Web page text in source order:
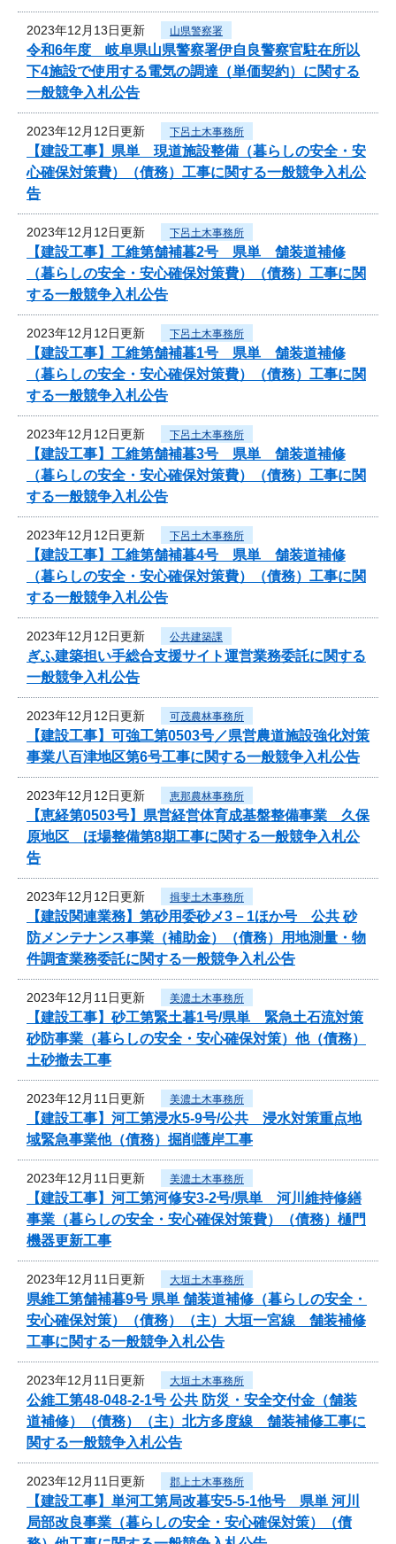
2023年12月13日更新 山県警察署
令和6年度 岐阜県山県警察署伊自良警察官駐在所以
下4施設で使用する電気の調達（単価契約）に関する
一般競争入札公告
2023年12月12日更新 下呂土木事務所
【建設工事】県単 現道施設整備（暮らしの安全・安
心確保対策費）（債務）工事に関する一般競争入札公
告
2023年12月12日更新 下呂土木事務所
【建設工事】工維第舗補暮2号 県単 舗装道補修
（暮らしの安全・安心確保対策費）（債務）工事に関
する一般競争入札公告
2023年12月12日更新 下呂土木事務所
【建設工事】工維第舗補暮1号 県単 舗装道補修
（暮らしの安全・安心確保対策費）（債務）工事に関
する一般競争入札公告
2023年12月12日更新 下呂土木事務所
【建設工事】工維第舗補暮3号 県単 舗装道補修
（暮らしの安全・安心確保対策費）（債務）工事に関
する一般競争入札公告
2023年12月12日更新 下呂土木事務所
【建設工事】工維第舗補暮4号 県単 舗装道補修
（暮らしの安全・安心確保対策費）（債務）工事に関
する一般競争入札公告
2023年12月12日更新 公共建築課
ぎふ建築担い手総合支援サイト運営業務委託に関する
一般競争入札公告
2023年12月12日更新 可茂農林事務所
【建設工事】可強工第0503号／県営農道施設強化対策
事業八百津地区第6号工事に関する一般競争入札公告
2023年12月12日更新 恵那農林事務所
【恵経第0503号】県営経営体育成基盤整備事業 久保
原地区 ほ場整備第8期工事に関する一般競争入札公
告
2023年12月12日更新 揖斐土木事務所
【建設関連業務】第砂用委砂メ3－1ほか号 公共 砂
防メンテナンス事業（補助金）（債務）用地測量・物
件調査業務委託に関する一般競争入札公告
2023年12月11日更新 美濃土木事務所
【建設工事】砂工第緊土暮1号/県単 緊急土石流対策
砂防事業（暮らしの安全・安心確保対策）他（債務）
土砂撤去工事
2023年12月11日更新 美濃土木事務所
【建設工事】河工第浸水5-9号/公共 浸水対策重点地
域緊急事業他（債務）掘削護岸工事
2023年12月11日更新 美濃土木事務所
【建設工事】河工第河修安3-2号/県単 河川維持修繕
事業（暮らしの安全・安心確保対策費）（債務）樋門
機器更新工事
2023年12月11日更新 大垣土木事務所
県維工第舗補暮9号 県単 舗装道補修（暮らしの安全・
安心確保対策）（債務）（主）大垣一宮線 舗装補修
工事に関する一般競争入札公告
2023年12月11日更新 大垣土木事務所
公維工第48-048-2-1号 公共 防災・安全交付金（舗装
道補修）（債務）（主）北方多度線 舗装補修工事に
関する一般競争入札公告
2023年12月11日更新 郡上土木事務所
【建設工事】単河工第局改暮安5-5-1他号 県単 河川
局部改良事業（暮らしの安全・安心確保対策）（債